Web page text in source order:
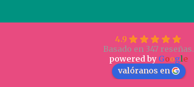
4.9
Basado en 347 reseñas.
powered by Google
valóranos en